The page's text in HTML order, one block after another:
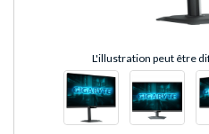
L'illustration peut être